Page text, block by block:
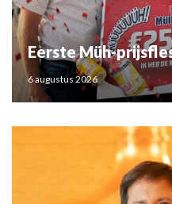
Eerste Müh-
6 augustus 2026